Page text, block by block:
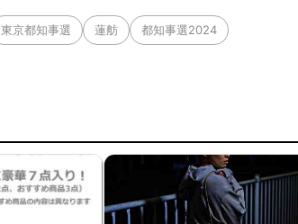
東京都知事選 蓮舫 都知事選2024